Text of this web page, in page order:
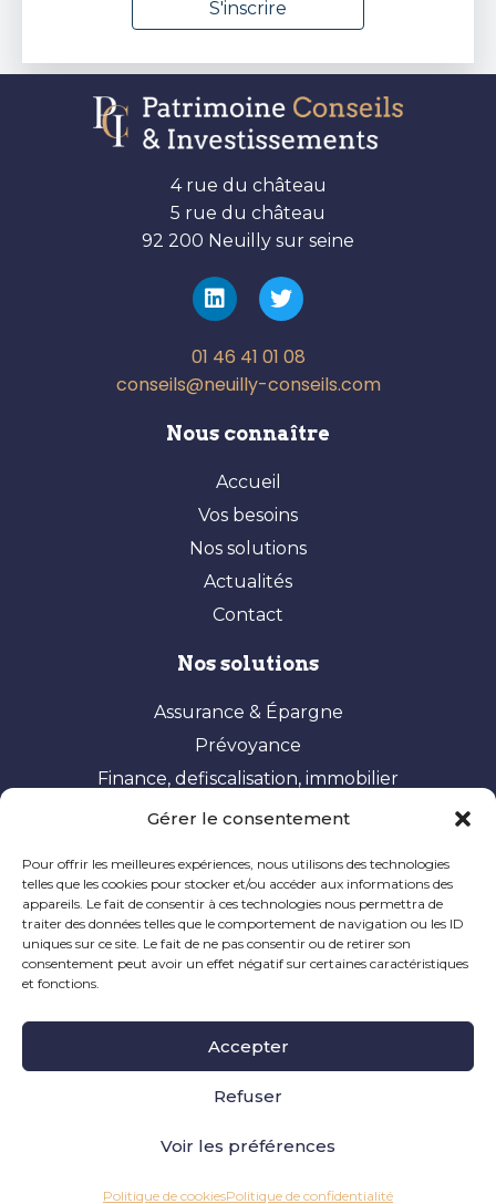
Gérer le consentement
Pour offrir les meilleures expériences, nous utilisons des technologies
telles que les cookies pour stocker et/ou accéder aux informations des
appareils. Le fait de consentir à ces technologies nous permettra de
traiter des données telles que le comportement de navigation ou les ID
uniques sur ce site. Le fait de ne pas consentir ou de retirer son
consentement peut avoir un effet négatif sur certaines caractéristiques
et fonctions.
Accepter
Refuser
Voir les préférences
Politique de cookiesPolitique de confidentialité
4 rue du château
5 rue du château
92 200 Neuilly sur seine
01 46 41 01 08
conseils@neuilly-conseils.com
Nous connaître
Accueil
Vos besoins
Nos solutions
Actualités
Contact
Nos solutions
Assurance & Épargne
Prévoyance
Finance, defiscalisation, immobilier
Vos besoins
Constituer et valoriser son patrimoine
Optimisation fiscale
Préparer sa retraite
Ingénierie patrimoniale
Légales|Réclamation
novembre 2024